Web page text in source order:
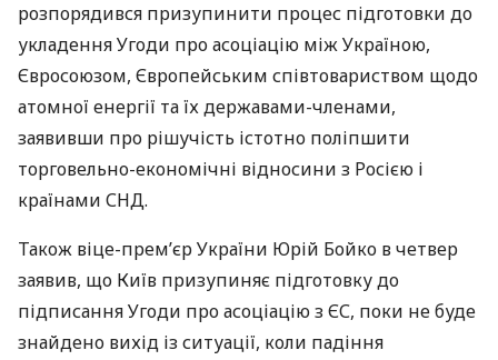
розпорядився призупинити процес підготовки до
укладення Угоди про асоціацію між Україною,
Євросоюзом, Європейським співтовариством щодо
атомної енергії та їх державами-членами,
заявивши про рішучість істотно поліпшити
торговельно-економічні відносини з Росією і
країнами СНД.
Також віце-прем’єр України Юрій Бойко в четвер
заявив, що Київ призупиняє підготовку до
підписання Угоди про асоціацію з ЄС, поки не буде
знайдено вихід із ситуації, коли падіння